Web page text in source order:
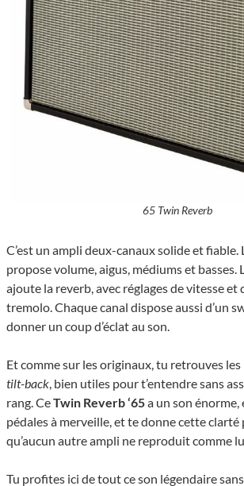
65 Twin Reverb
C’est un ampli deux-canaux solide et fiable.
propose volume, aigus, médiums et basses.
ajoute la reverb, avec réglages de vitesse et
tremolo. Chaque canal dispose aussi d’un
donner un coup d’éclat au son.
Et comme sur les originaux, tu retrouves
tilt-back, bien utiles pour t’entendre sans
rang. CeTwin Reverb ‘65a un son énorme,
pédales à merveille, et te donne cette clarté
qu’aucun autre ampli ne reproduit comme
Tu profites ici de tout ce son légendaire